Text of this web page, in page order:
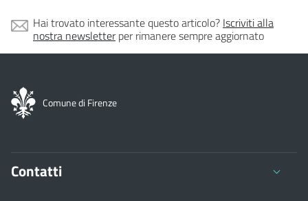
Hai trovato interessante questo articolo? Iscriviti alla
nostra newsletterper rimanere sempre aggiornato
Comune di Firenze
Contatti